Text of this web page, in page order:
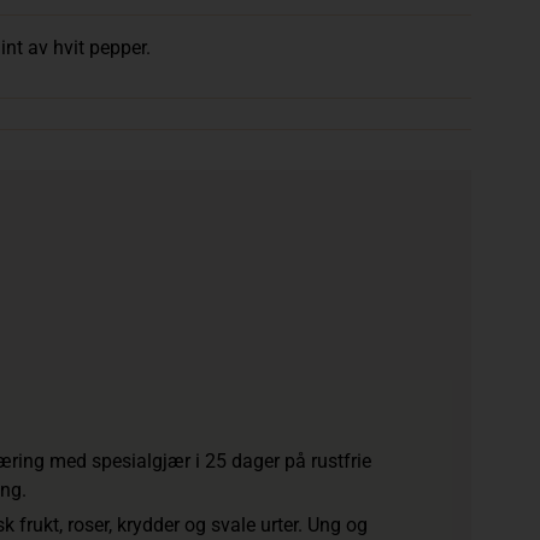
av hvit pepper.
med spesialgjær i 25 dager på rustfrie
frukt, roser, krydder og svale urter. Ung og